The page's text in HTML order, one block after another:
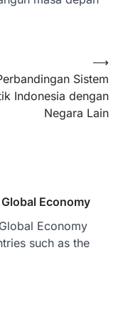
Sistem
Indonesia dengan
Negara Lain
⟶
Economy
Economy
such as the